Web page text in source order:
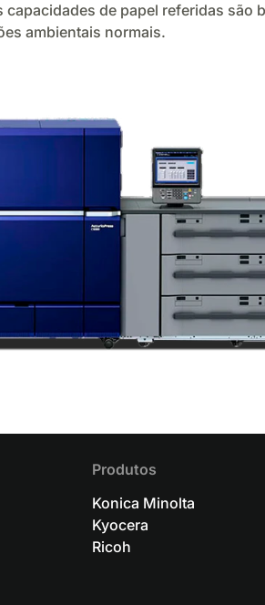
de papel referidas são
ambientais normais.
Produtos
Konica Minolta
Kyocera
Ricoh